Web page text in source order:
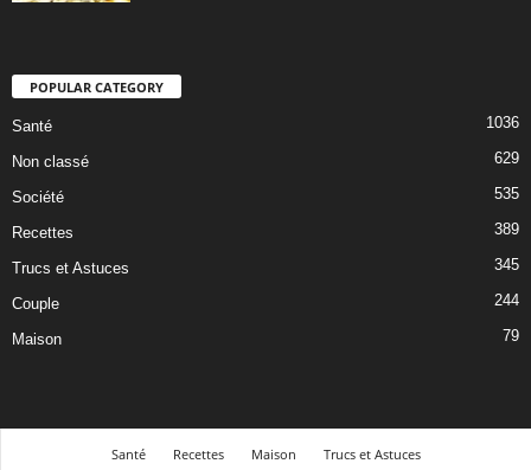
POPULAR CATEGORY
Santé 1036
Non classé 629
Société 535
Recettes 389
Trucs et Astuces 345
Couple 244
Maison 79
Santé Recettes Maison Trucs et Astuces